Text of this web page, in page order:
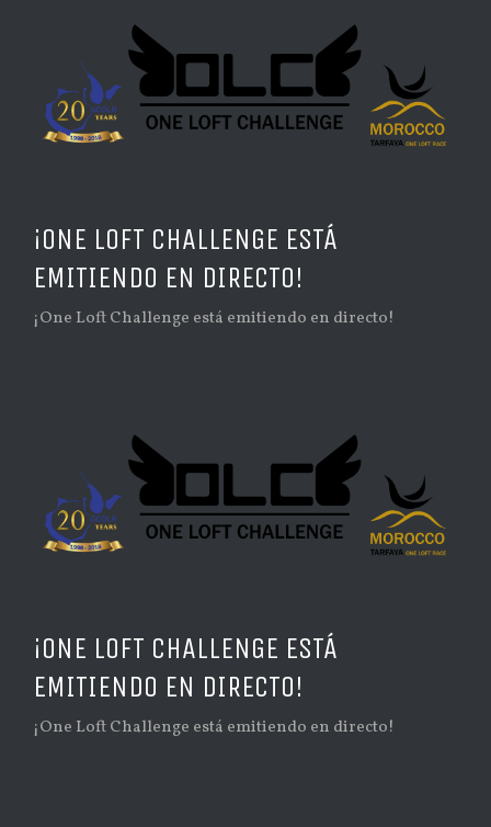
¡ONE LOFT CHALLENGE ESTÁ
EMITIENDO EN DIRECTO!
¡One Loft Challenge está emitiendo en directo!
¡ONE LOFT CHALLENGE ESTÁ
EMITIENDO EN DIRECTO!
¡One Loft Challenge está emitiendo en directo!